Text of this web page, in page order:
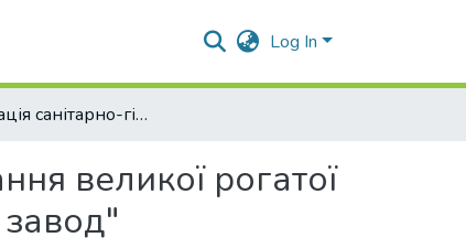
Log In
Оптимізація санітарно-гігієнічних параметрів утримання великої рогатої худоби в ТОВ "Великобагачанський комбікормовий завод"
великої рогатої